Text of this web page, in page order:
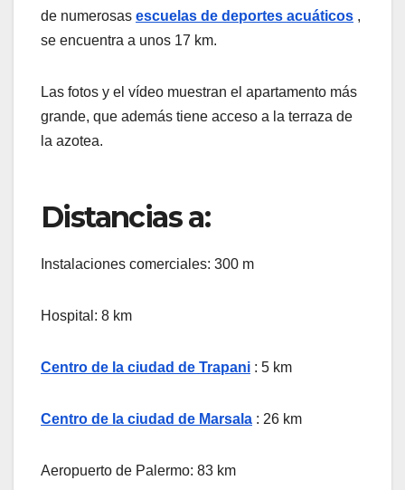
de numerosas escuelas de deportes acuáticos ,
se encuentra a unos 17 km.
Las fotos y el vídeo muestran el apartamento más
grande, que además tiene acceso a la terraza de
la azotea.
Distancias a:
Instalaciones comerciales: 300 m
Hospital: 8 km
Centro de la ciudad de Trapani : 5 km
Centro de la ciudad de Marsala : 26 km
Aeropuerto de Palermo: 83 km